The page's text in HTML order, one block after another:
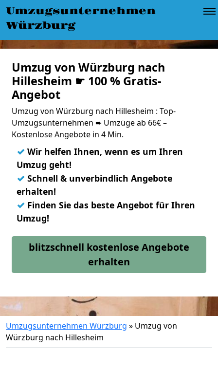
Umzugsunternehmen
Würzburg
Umzug von Würzburg nach
Hillesheim ☛ 100 % Gratis-
Angebot
Umzug von Würzburg nach Hillesheim : Top-
Umzugsunternehmen ➨ Umzüge ab 66€ –
Kostenlose Angebote in 4 Min.
✓ Wir helfen Ihnen, wenn es um Ihren
Umzug geht!
✓ Schnell & unverbindlich Angebote
erhalten!
✓ Finden Sie das beste Angebot für Ihren
Umzug!
blitzschnell kostenlose Angebote
erhalten
Umzugsunternehmen Würzburg » Umzug von
Würzburg nach Hillesheim